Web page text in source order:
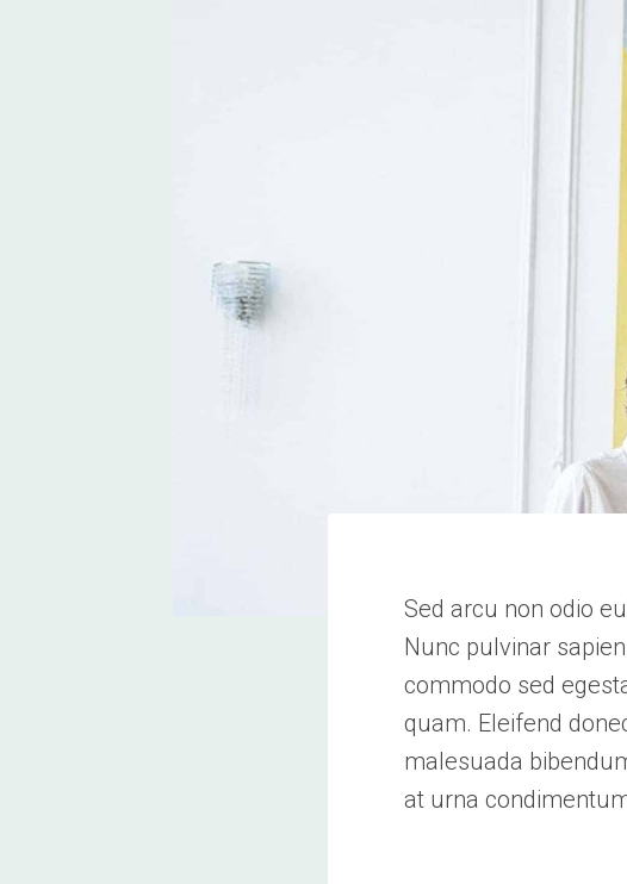
Sed arcu non odio
Nunc pulvinar
commodo sed
quam. Eleifend
malesuada
at urna